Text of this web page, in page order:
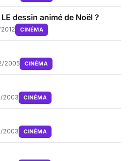
dessin animé de Noël ?
CINÉMA
2005 CINÉMA
2003 CINÉMA
2003 CINÉMA